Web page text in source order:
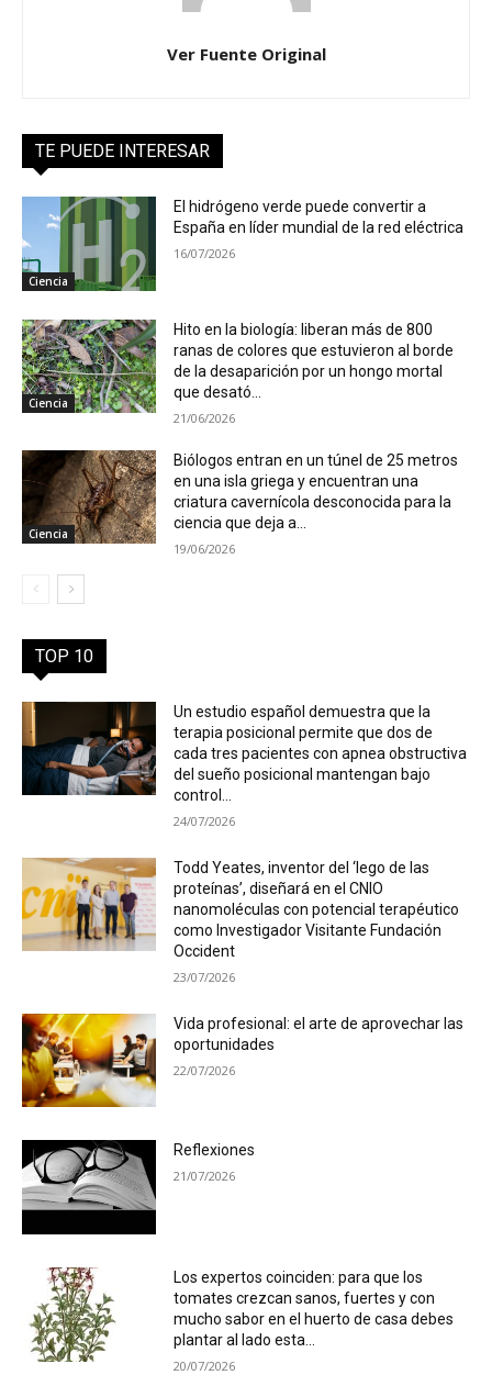
Ver Fuente Original
TE PUEDE INTERESAR
Ciencia
El hidrógeno verde puede convertir a
España en líder mundial de la red eléctrica
16/07/2026
Ciencia
Hito en la biología: liberan más de 800
ranas de colores que estuvieron al borde
de la desaparición por un hongo mortal
que desató...
21/06/2026
Ciencia
Biólogos entran en un túnel de 25 metros
en una isla griega y encuentran una
criatura cavernícola desconocida para la
ciencia que deja a...
19/06/2026
TOP 10
Un estudio español demuestra que la
terapia posicional permite que dos de
cada tres pacientes con apnea obstructiva
del sueño posicional mantengan bajo
control...
24/07/2026
Todd Yeates, inventor del ‘lego de las
proteínas’, diseñará en el CNIO
nanomoléculas con potencial terapéutico
como Investigador Visitante Fundación
Occident
23/07/2026
Vida profesional: el arte de aprovechar las
oportunidades
22/07/2026
Reflexiones
21/07/2026
Los expertos coinciden: para que los
tomates crezcan sanos, fuertes y con
mucho sabor en el huerto de casa debes
plantar al lado esta...
20/07/2026